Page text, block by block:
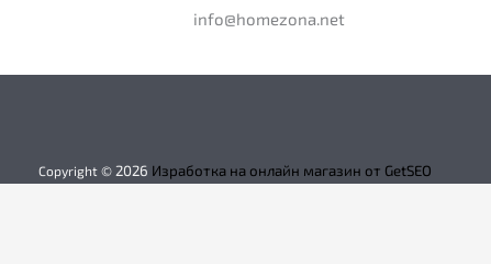
info@homezona.net
Copyright © 2026 Изработка на онлайн магазин от GetSEO